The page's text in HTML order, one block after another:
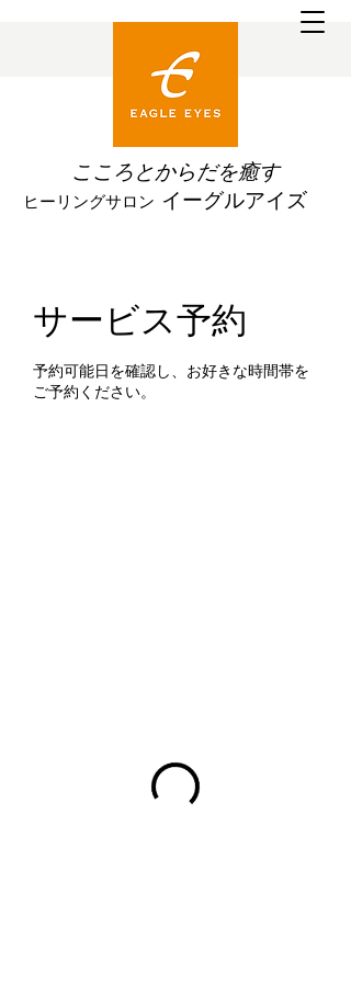
こころとからだを癒す
ヒーリングサロン イーグルアイズ
サービス予約
予約可能日を確認し、お好きな時間帯を
ご予約ください。